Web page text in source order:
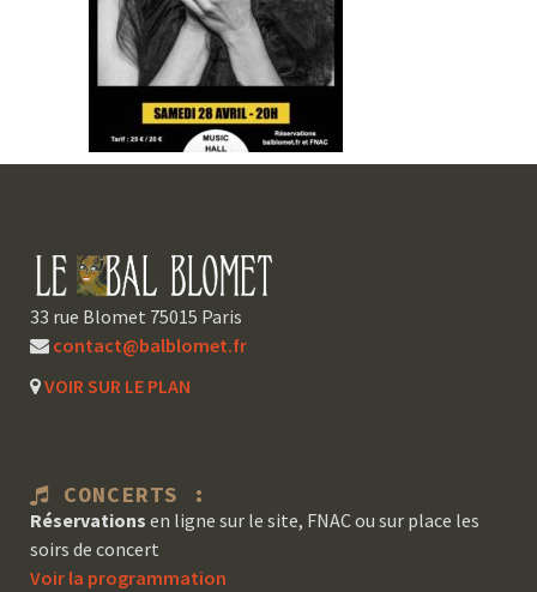
33 rue Blomet 75015 Paris
contact@balblomet.fr
VOIR SUR LE PLAN
CONCERTS :
Réservations en ligne sur le site, FNAC ou sur place les
soirs de concert
Voir la programmation